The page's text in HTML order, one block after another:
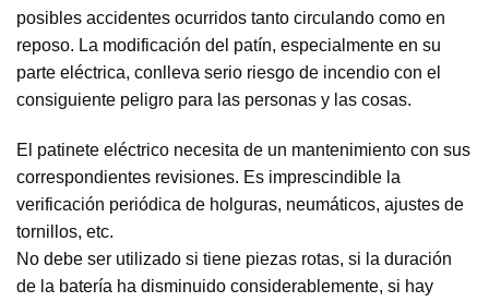
posibles accidentes ocurridos tanto circulando como en
reposo. La modificación del patín, especialmente en su
parte eléctrica, conlleva serio riesgo de incendio con el
consiguiente peligro para las personas y las cosas.
El patinete eléctrico necesita de un mantenimiento con sus
correspondientes revisiones. Es imprescindible la
verificación periódica de holguras, neumáticos, ajustes de
tornillos, etc.
No debe ser utilizado si tiene piezas rotas, si la duración
de la batería ha disminuido considerablemente, si hay